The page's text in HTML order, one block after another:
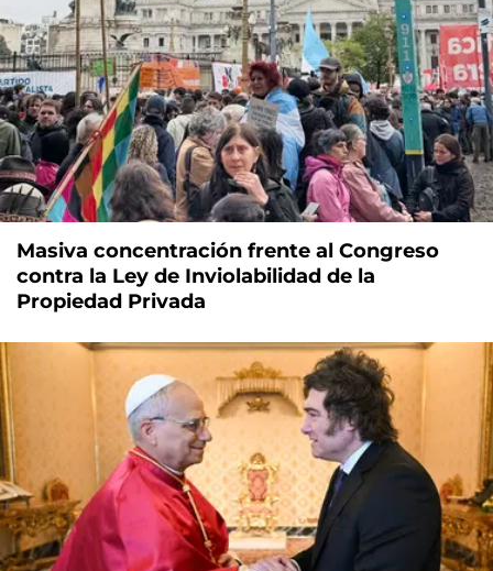
Masiva concentración frente al Congreso
contra la Ley de Inviolabilidad de la
Propiedad Privada